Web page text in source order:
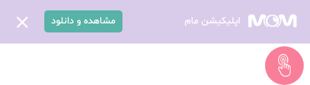
اپلیکیشن مام مشاهده و دانلود